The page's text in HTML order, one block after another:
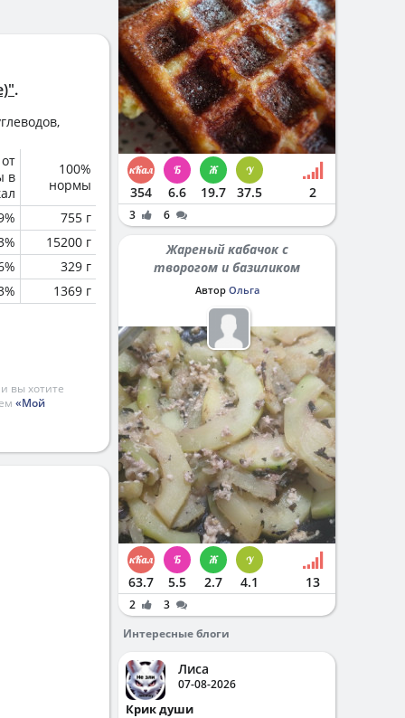
.
в
100%
нормы
755 г
15200 г
329 г
1369 г
вы хотите
«Мой
354 6.6 19.7 37.5 2
3 6
Жареный кабачок с
творогом и базиликом
Автор Ольга
63.7 5.5 2.7 4.1 13
2
3
Интересные блоги
Лиса
07-08-2026
Крик души